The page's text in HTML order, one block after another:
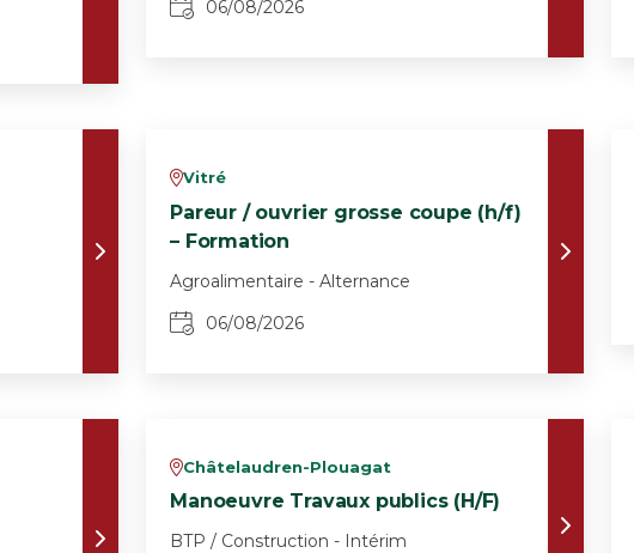
06/08/2026
vVitré
Pareur / ouvrier grosse coupe (h/f)
– Formation
Agroalimentaire - Alternance
06/08/2026
vChâtelaudren-Plouagat
Manoeuvre Travaux publics (H/F)
BTP / Construction - Intérim